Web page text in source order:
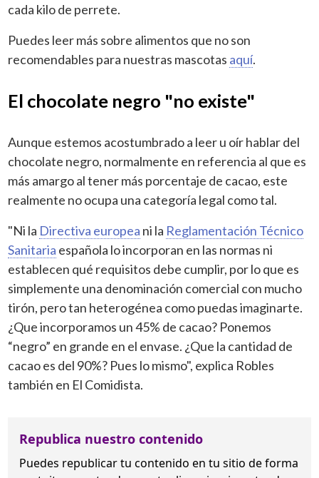
cada kilo de perrete.
Puedes leer más sobre alimentos que no son
recomendables para nuestras mascotas aquí.
El chocolate negro "no existe"
Aunque estemos acostumbrado a leer u oír hablar del
chocolate negro, normalmente en referencia al que es
más amargo al tener más porcentaje de cacao, este
realmente no ocupa una categoría legal como tal.
"Ni la Directiva europea ni la Reglamentación Técnico
Sanitaria española lo incorporan en las normas ni
establecen qué requisitos debe cumplir, por lo que es
simplemente una denominación comercial con mucho
tirón, pero tan heterogénea como puedas imaginarte.
¿Que incorporamos un 45% de cacao? Ponemos
“negro” en grande en el envase. ¿Que la cantidad de
cacao es del 90%? Pues lo mismo", explica Robles
también en El Comidista.
Republica nuestro contenido
Puedes republicar tu contenido en tu sitio de forma